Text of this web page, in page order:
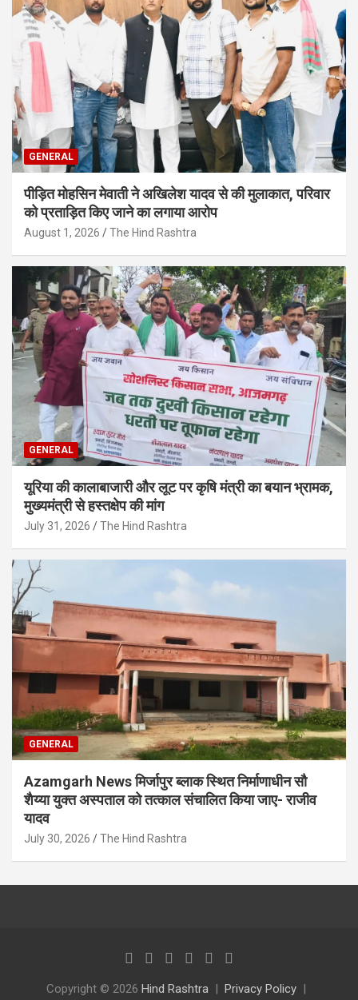
GENERAL
पीड़ित मोहसिन मेवाती ने अखिलेश यादव से की मुलाकात, परिवार
को प्रताड़ित किए जाने का लगाया आरोप
August 1, 2026 The Hind Rashtra
GENERAL
यूरिया की कालाबाजारी और लूट पर कृषि मंत्री का बयान भ्रामक,
मुख्यमंत्री से हस्तक्षेप की मांग
July 31, 2026 The Hind Rashtra
GENERAL
Azamgarh News मिर्जापुर ब्लाक स्थित निर्माणाधीन सौ
शैय्या युक्त अस्पताल को तत्काल संचालित किया जाए- राजीव
यादव
July 30, 2026 The Hind Rashtra
Copyright © 2026 Hind Rashtra Privacy Policy